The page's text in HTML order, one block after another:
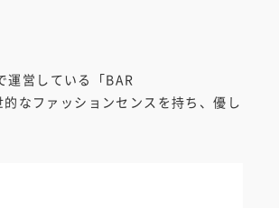
運営している「BAR
ファッションセンスを持ち、優し